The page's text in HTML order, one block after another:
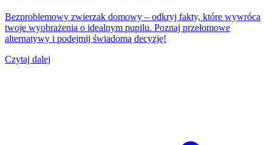
Bezproblemowy zwierzak domowy – odkryj fakty, które wywrócą
twoje wyobrażenia o idealnym pupilu. Poznaj przełomowe
alternatywy i podejmij świadomą decyzję!
Czytaj dalej